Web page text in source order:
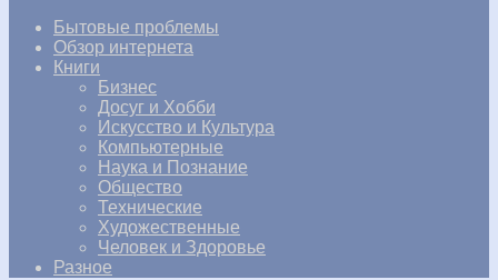
Бытовые проблемы
Обзор интернета
Книги
Бизнес
Досуг и Хобби
Искусство и Культура
Компьютерные
Наука и Познание
Общество
Технические
Художественные
Человек и Здоровье
Разное